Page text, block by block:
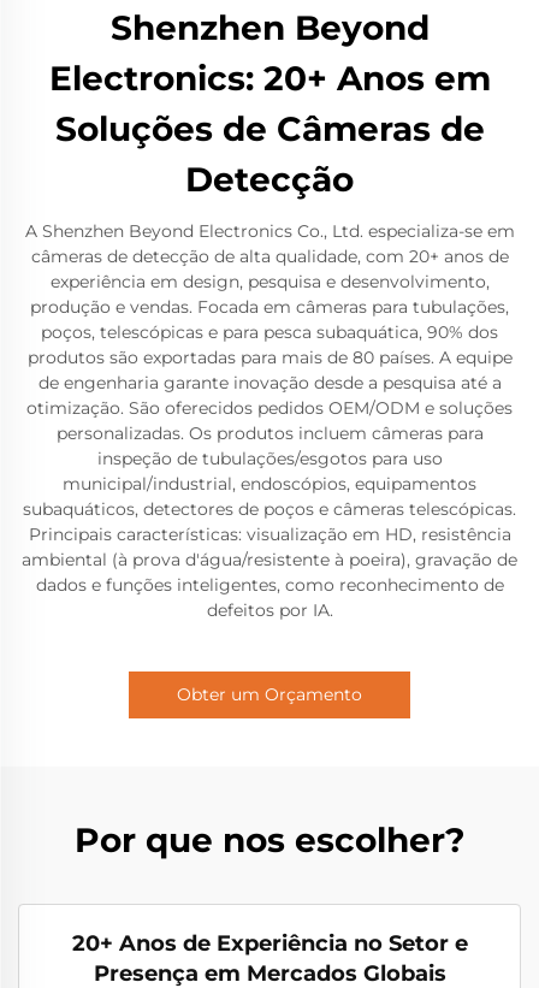
Shenzhen Beyond
Electronics: 20+ Anos em
Soluções de Câmeras de
Detecção
A Shenzhen Beyond Electronics Co., Ltd. especializa-se em
câmeras de detecção de alta qualidade, com 20+ anos de
experiência em design, pesquisa e desenvolvimento,
produção e vendas. Focada em câmeras para tubulações,
poços, telescópicas e para pesca subaquática, 90% dos
produtos são exportadas para mais de 80 países. A equipe
de engenharia garante inovação desde a pesquisa até a
otimização. São oferecidos pedidos OEM/ODM e soluções
personalizadas. Os produtos incluem câmeras para
inspeção de tubulações/esgotos para uso
municipal/industrial, endoscópios, equipamentos
subaquáticos, detectores de poços e câmeras telescópicas.
Principais características: visualização em HD, resistência
ambiental (à prova d'água/resistente à poeira), gravação de
dados e funções inteligentes, como reconhecimento de
defeitos por IA.
Obter um Orçamento
Por que nos escolher?
20+ Anos de Experiência no Setor e
Presença em Mercados Globais